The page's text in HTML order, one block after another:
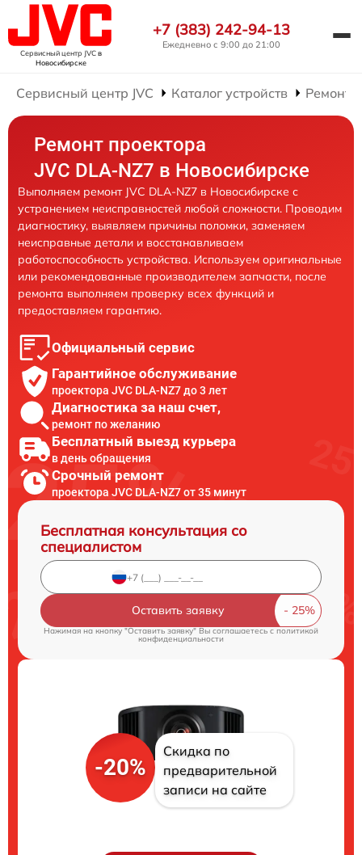
Сервисный центр JVCв
Новосибирске
+7 (383) 242-94-13
Ежедневно с 9:00 до 21:00
Сервисный центр JVC Каталог устройств Ремонт
Ремонт проектора
JVC DLA-NZ7 в Новосибирске
Выполняем ремонт JVC DLA-NZ7 в Новосибирске с
устранением неисправностей любой сложности. Проводим
диагностику, выявляем причины поломки, заменяем
неисправные детали и восстанавливаем
работоспособность устройства. Используем оригинальные
или рекомендованные производителем запчасти, после
ремонта выполняем проверку всех функций и
предоставляем гарантию.
Официальный сервис
Гарантийное обслуживание
проектора JVC DLA-NZ7 до 3 лет
Диагностика за наш счет,
ремонт по желанию
Бесплатный выезд курьера
в день обращения
Срочный ремонт
проектора JVC DLA-NZ7 от 35 минут
Бесплатная консультация со
специалистом
Оставить заявку
Нажимая на кнопку "Оставить заявку" Вы соглашаетесь cполитикой
конфиденциальности
-20%
Скидка по
предварительной
записи на сайте